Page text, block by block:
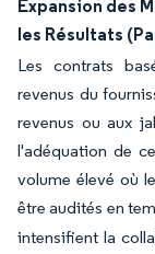
Expansion des
les Résultats
Les contrats
revenus du
revenus ou aux
l'adéquation de
volume élevé où
être audités en
intensifient la